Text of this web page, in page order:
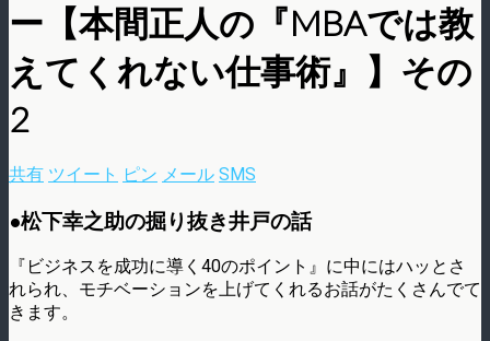
ー【本間正人の『MBAでは教
えてくれない仕事術』】その
2
共有 ツイート ピン メール SMS
●松下幸之助の掘り抜き井戸の話
『ビジネスを成功に導く40のポイント』に中にはハッとさ
れられ、モチベーションを上げてくれるお話がたくさんでて
きます。